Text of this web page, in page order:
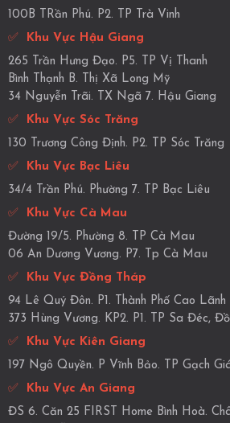
100B TRần Phú. P2. TP Trà Vinh
✅ Khu Vực Hậu Giang
265 Trần Hưng Đạo. P5. TP Vị Thanh
Bình Thạnh B. Thị Xã Long Mỹ
34 Nguyễn Trãi. TX Ngã 7. Hậu Giang
✅ Khu Vực Sóc Trăng
130 Trương Công Định. P2. TP Sóc Trăng
✅ Khu Vực Bạc Liêu
34/4 Trần Phú. Phường 7. TP Bạc Liêu
✅ Khu Vực Cà Mau
Đường 19/5. Phường 8. TP Cà Mau
06 An Dương Vương. P7. Tp Cà Mau
✅ Khu Vực Đồng Tháp
94 Lê Quý Đôn. P1. Thành Phố Cao Lãnh
373 Hùng Vương. KP2. P1. TP Sa Đéc,
✅ Khu Vực Kiên Giang
197 Ngô Quyền. P Vĩnh Bảo. TP Gạch
✅ Khu Vực An Giang
ĐS 6. Căn 25 FIRST Home Bình Hoà.